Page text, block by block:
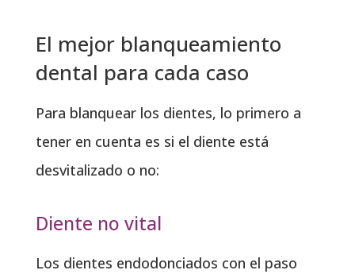
El mejor blanqueamiento
dental para cada caso
Para blanquear los dientes, lo primero a
tener en cuenta es si el diente está
desvitalizado o no:
Diente no vital
Los dientes endodonciados con el paso